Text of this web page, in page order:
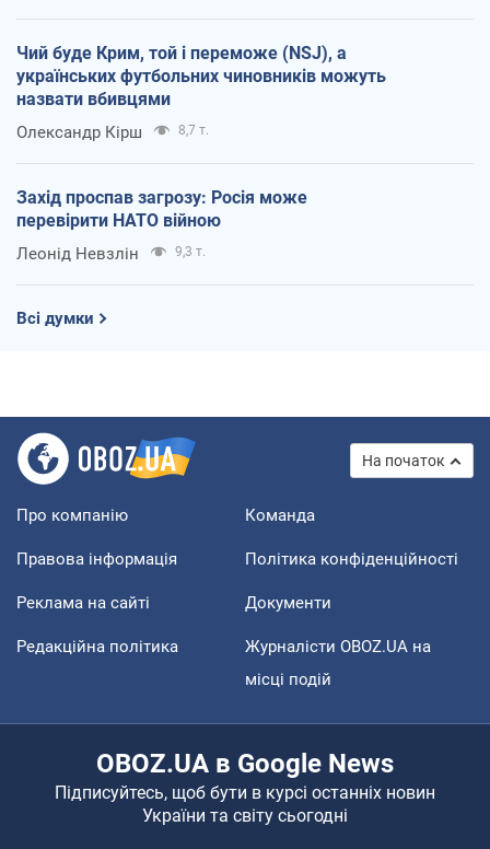
Чий буде Крим, той і переможе (NSJ), а
українських футбольних чиновників можуть
назвати вбивцями
Олександр Кірш 8,7 т.
Захід проспав загрозу: Росія може
перевірити НАТО війною
Леонід Невзлін 9,3 т.
Всі думки
На початок
Про компанію Команда
Правова інформація Політика конфіденційності
Реклама на сайті Документи
Редакційна політика
Журналісти OBOZ.UA на
місці подій
OBOZ.UA в Google News
Підписуйтесь, щоб бути в курсі останніх новин
України та світу сьогодні